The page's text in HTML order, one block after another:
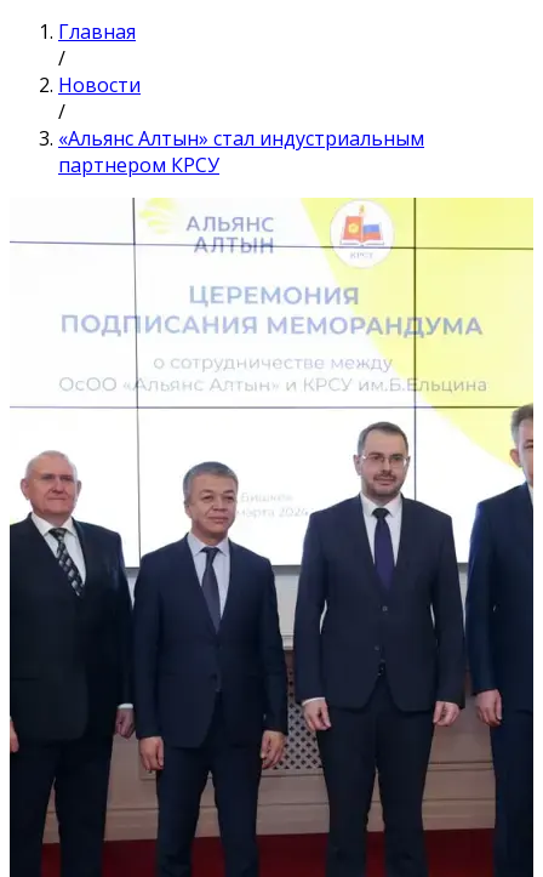
Главная
/
Новости
/
«Альянс Алтын» стал индустриальным
партнером КРСУ